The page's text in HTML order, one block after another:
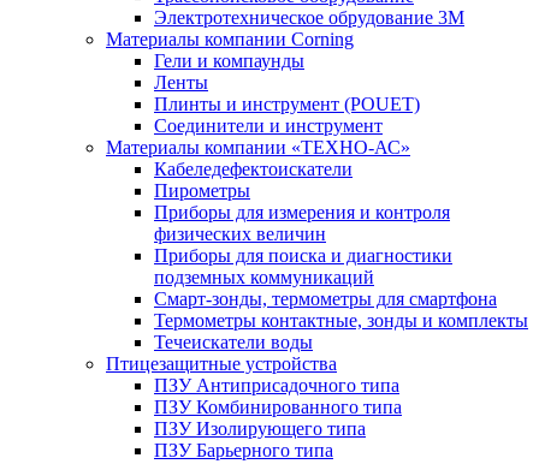
Электротехническое обрудование 3М
Материалы компании Corning
Гели и компаунды
Ленты
Плинты и инструмент (POUET)
Соединители и инструмент
Материалы компании «ТЕХНО-АС»
Кабеледефектоискатели
Пирометры
Приборы для измерения и контроля
физических величин
Приборы для поиска и диагностики
подземных коммуникаций
Смарт-зонды, термометры для смартфона
Термометры контактные, зонды и комплекты
Течеискатели воды
Птицезащитные устройства
ПЗУ Антиприсадочного типа
ПЗУ Комбинированного типа
ПЗУ Изолирующего типа
ПЗУ Барьерного типа